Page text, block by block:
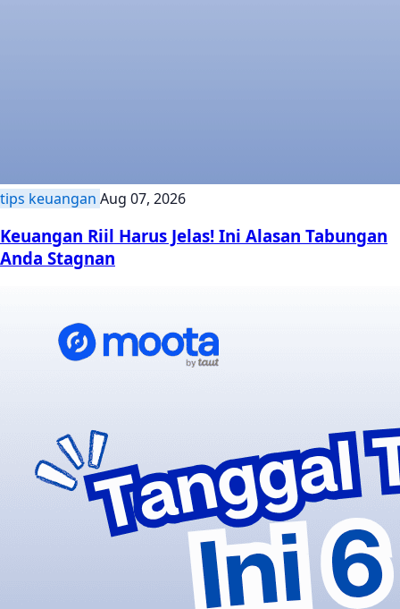
tips keuangan Aug 07, 2026
Keuangan Riil Harus Jelas! Ini Alasan Tabungan
Anda Stagnan